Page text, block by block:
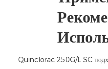
Quinclorac 250G/L SC